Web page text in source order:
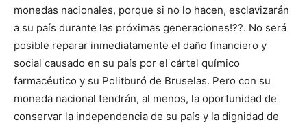
monedas nacionales, porque si no lo hacen, esclavizarán
a su país durante las próximas generaciones!??. No será
posible reparar inmediatamente el daño financiero y
social causado en su país por el cártel químico
farmacéutico y su Politburó de Bruselas. Pero con su
moneda nacional tendrán, al menos, la oportunidad de
conservar la independencia de su país y la dignidad de